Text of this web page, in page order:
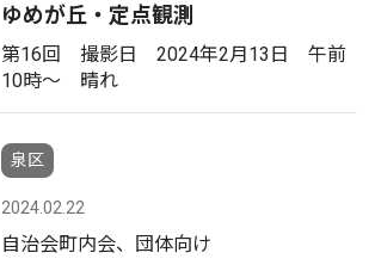
ゆめが丘・定点観測
第16回 撮影日 2024年2月13日 午前
10時〜 晴れ
泉区
2024.02.22
自治会町内会、団体向け